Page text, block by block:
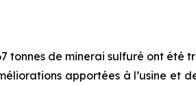
tonnes de minerai sulfuré ont été
apportées à l’usine et